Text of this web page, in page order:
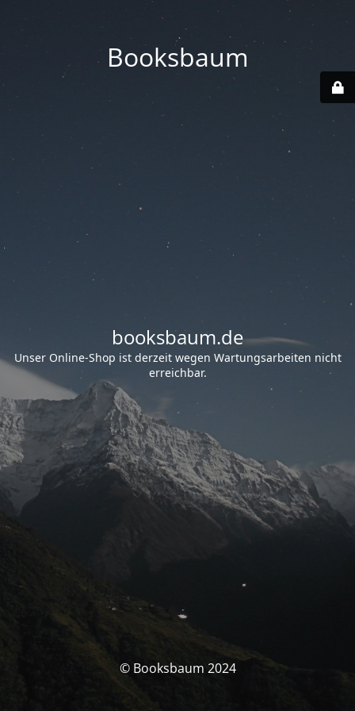
Booksbaum
booksbaum.de
Unser Online-Shop ist derzeit wegen Wartungsarbeiten nicht
erreichbar.
© Booksbaum 2024